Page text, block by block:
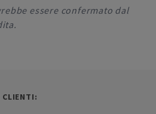
essere confermato dal
CLIENTI: